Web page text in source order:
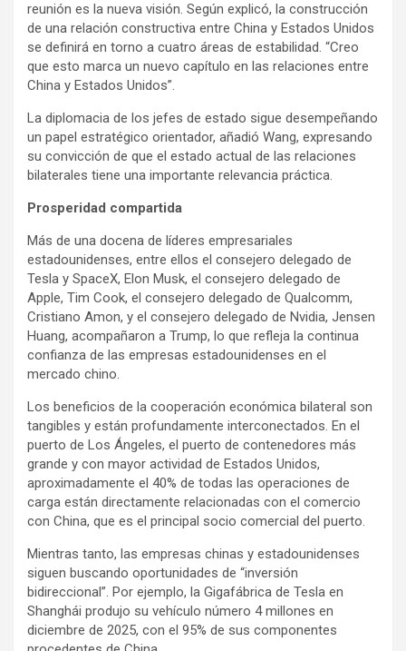
reunión es la nueva visión. Según explicó, la construcción
de una relación constructiva entre China y Estados Unidos
se definirá en torno a cuatro áreas de estabilidad. “Creo
que esto marca un nuevo capítulo en las relaciones entre
China y Estados Unidos”.
La diplomacia de los jefes de estado sigue desempeñando
un papel estratégico orientador, añadió Wang, expresando
su convicción de que el estado actual de las relaciones
bilaterales tiene una importante relevancia práctica.
Prosperidad compartida
Más de una docena de líderes empresariales
estadounidenses, entre ellos el consejero delegado de
Tesla y SpaceX, Elon Musk, el consejero delegado de
Apple, Tim Cook, el consejero delegado de Qualcomm,
Cristiano Amon, y el consejero delegado de Nvidia, Jensen
Huang, acompañaron a Trump, lo que refleja la continua
confianza de las empresas estadounidenses en el
mercado chino.
Los beneficios de la cooperación económica bilateral son
tangibles y están profundamente interconectados. En el
puerto de Los Ángeles, el puerto de contenedores más
grande y con mayor actividad de Estados Unidos,
aproximadamente el 40% de todas las operaciones de
carga están directamente relacionadas con el comercio
con China, que es el principal socio comercial del puerto.
Mientras tanto, las empresas chinas y estadounidenses
siguen buscando oportunidades de “inversión
bidireccional”. Por ejemplo, la Gigafábrica de Tesla en
Shanghái produjo su vehículo número 4 millones en
diciembre de 2025, con el 95% de sus componentes